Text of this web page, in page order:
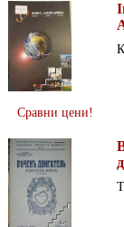
Сравни цени!